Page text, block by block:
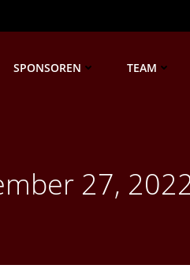
SPONSOREN TEAM
27,